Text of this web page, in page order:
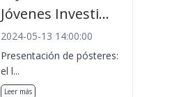
Jóvenes Investi...
2024-05-13 14:00:00
Presentación de pósteres:
el l...
Leer más